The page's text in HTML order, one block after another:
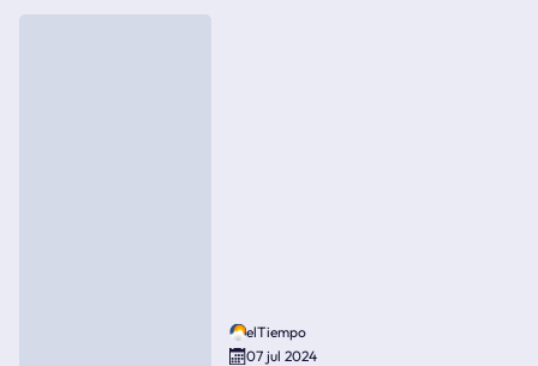
elTiempo
07 jul 2024